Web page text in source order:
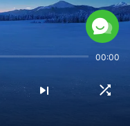
de Deus.
da vida”.
00:00